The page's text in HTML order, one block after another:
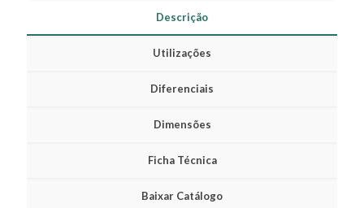
Descrição
Utilizações
Diferenciais
Dimensões
Ficha Técnica
Baixar Catálogo